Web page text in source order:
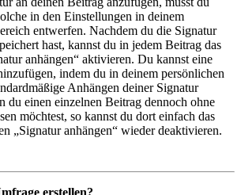
in den Einstellungen in deinem
entwerfen. Nachdem du die Signatur
hast, kannst du in jedem Beitrag das
anhängen“ aktivieren. Du kannst eine
indem du in deinem persönlichen
Anhängen deiner Signatur
du einen einzelnen Beitrag dennoch ohne
möchtest, so kannst du dort einfach das
„Signatur anhängen“ wieder deaktivieren.
erstellen?